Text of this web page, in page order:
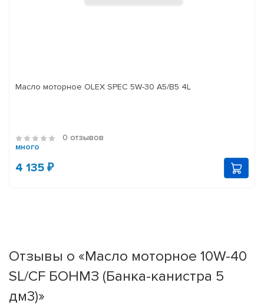
Масло моторное OLEX SPEC 5W-30 A5/B5 4L
0 отзывов
много
4 135 ₽
Отзывы о «Масло моторное 10W-40
SL/CF БОНМЗ (Банка-канистра 5
дм3)»